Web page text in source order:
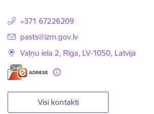
+371 67226209
E-pasts:
pasts@izm.gov.lv
Vaļņu iela 2, Rīga, LV-1050, Latvija
Visi kontakti